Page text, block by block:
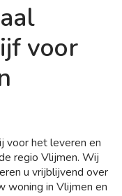
voor
voor het leveren en
regio Vlijmen. Wij
u vrijblijvend over
woning in Vlijmen en